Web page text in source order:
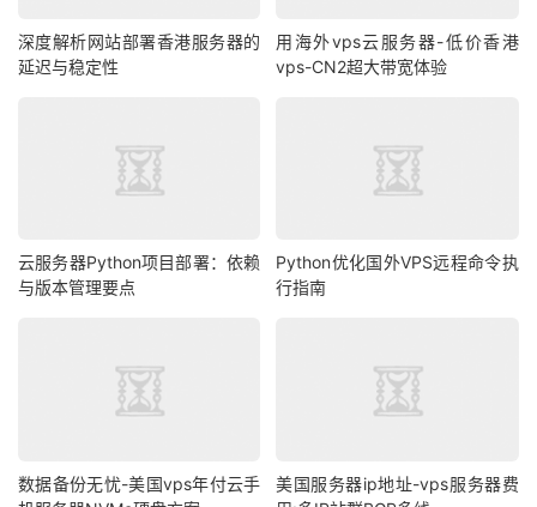
深度解析网站部署香港服务器的
延迟与稳定性
用海外vps云服务器-低价香港
vps-CN2超大带宽体验
云服务器Python项目部署：依赖
与版本管理要点
Python优化国外VPS远程命令执
行指南
数据备份无忧-美国vps年付云手
美国服务器ip地址-vps服务器费